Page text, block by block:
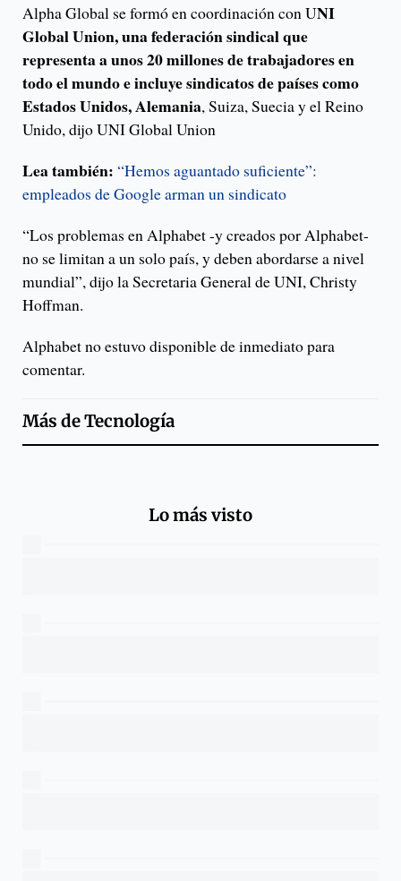
Alpha Global se formó en coordinación con UNI
Global Union, una federación sindical que
representa a unos 20 millones de trabajadores en
todo el mundo e incluye sindicatos de países como
Estados Unidos, Alemania, Suiza, Suecia y el Reino
Unido, dijo UNI Global Union
Lea también: “Hemos aguantado suficiente”:
empleados de Google arman un sindicato
“Los problemas en Alphabet -y creados por Alphabet-
no se limitan a un solo país, y deben abordarse a nivel
mundial”, dijo la Secretaria General de UNI, Christy
Hoffman.
Alphabet no estuvo disponible de inmediato para
comentar.
Más deTecnología
Lo más visto